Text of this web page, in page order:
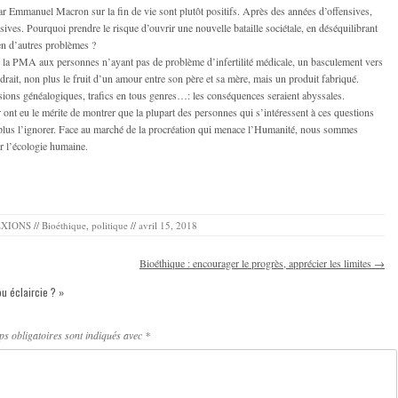
Emmanuel Macron sur la fin de vie sont plutôt positifs. Après des années d’offensives,
Pourquoi prendre le risque d’ouvrir une nouvelle bataille sociétale, en déséquilibrant
d’autres problèmes ?
PMA aux personnes n’ayant pas de problème d’infertilité médicale, un basculement vers
non plus le fruit d’un amour entre son père et sa mère, mais un produit fabriqué.
généalogiques, trafics en tous genres…: les conséquences seraient abyssales.
eu le mérite de montrer que la plupart des personnes qui s’intéressent à ces questions
l’ignorer. Face au marché de la procréation qui menace l’Humanité, nous sommes
l’écologie humaine.
// Bioéthique politique // avril 15, 2018
Bioéthique : encourager le progrès, apprécier les limites →
éclaircie ? »
obligatoires sont indiqués avec *